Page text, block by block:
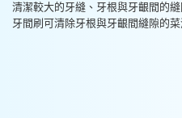
清潔較大的牙縫、牙根與牙齦間的
牙間刷可清除牙根與牙齦間縫隙的